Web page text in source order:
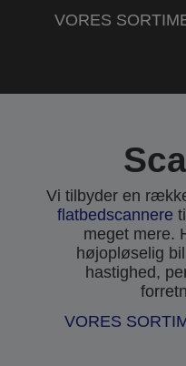
VORES
Vi tilbyder en
flatbedscannere til
meget mere.
højopløselig
hastighed,
VORES